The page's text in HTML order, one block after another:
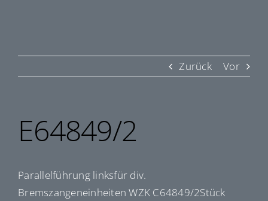
Zurück Vor
E64849/2
Parallelführung linksfür div.
Bremszangeneinheiten WZK C64849/2Stück